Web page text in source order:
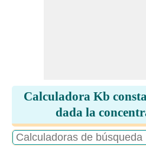
Calculadora Kb
dada la